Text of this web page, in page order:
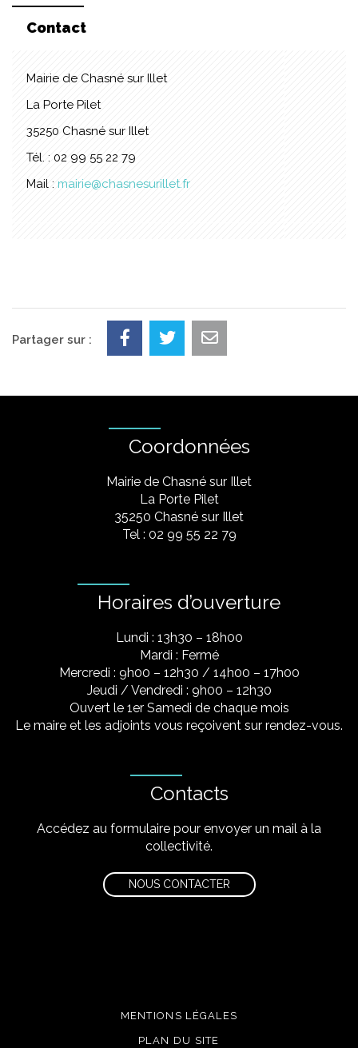
Contact
Mairie de Chasné sur Illet
La Porte Pilet
35250 Chasné sur Illet
Tél. : 02 99 55 22 79
Mail : mairie@chasnesurillet.fr
Partager sur :
Coordonnées
Mairie de Chasné sur Illet
La Porte Pilet
35250 Chasné sur Illet
Tel : 02 99 55 22 79
Horaires d’ouverture
Lundi : 13h30 – 18h00
Mardi : Fermé
Mercredi : 9h00 – 12h30 / 14h00 – 17h00
Jeudi / Vendredi : 9h00 – 12h30
Ouvert le 1er Samedi de chaque mois
Le maire et les adjoints vous reçoivent sur rendez-vous.
Contacts
Accédez au formulaire pour envoyer un mail à la
collectivité.
NOUS CONTACTER
MENTIONS LÉGALES
PLAN DU SITE